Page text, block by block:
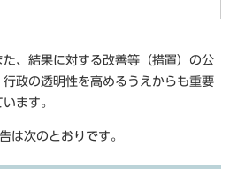
、結果に対する改善等（措置）の公
政の透明性を高めるうえからも重要
ます。
は次のとおりです。